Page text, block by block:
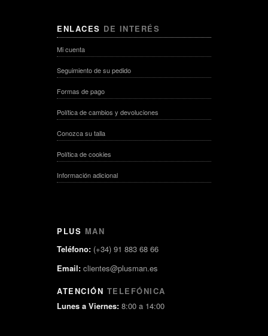
ENLACES DE INTERÉS
Mi cuenta
Seguimiento de su pedido
Formas de pago
Política de cambios y devoluciones
Conozca su talla
Política de cookies
Información adicional
PLUS MAN
Teléfono: (+34) 91 883 68 66
Email: clientes@plusman.es
ATENCIÓN TELEFÓNICA
Lunes a Viernes: 8:00 a 14:00